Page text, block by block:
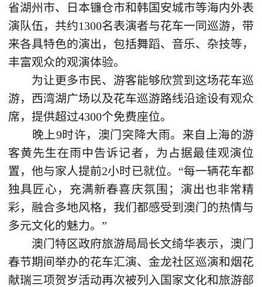
省湖州市、日本镰仓市和韩国安城市等海内外表
演队伍，共约1300名表演者与花车一同巡游，带
来各具特色的演出，包括舞蹈、音乐、杂技等，
丰富观众的观演体验。
为让更多市民、游客能够欣赏到这场花车巡
游，西湾湖广场以及花车巡游路线沿途设有观众
席，提供超过4300个免费座位。
晚上9时许，澳门突降大雨。来自上海的游
客黄先生在雨中告诉记者，为占据最佳观演位
置，他与家人提前2小时已就位。“每一辆花车都
独具匠心，充满新春喜庆氛围；演出也非常精
彩，融合多地风格，我们都感受到澳门的热情与
多元文化的魅力。”
澳门特区政府旅游局局长文绮华表示，澳门
春节期间举办的花车汇演、金龙社区巡演和烟花
献瑞三项贺岁活动再次被列入国家文化和旅游部